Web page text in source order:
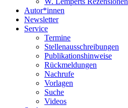
Autor*innen
Newsletter
Service
Termine
Stellenausschreibungen
Publikationshinweise
Rückmeldungen
Nachrufe
Vorlagen
Suche
Videos